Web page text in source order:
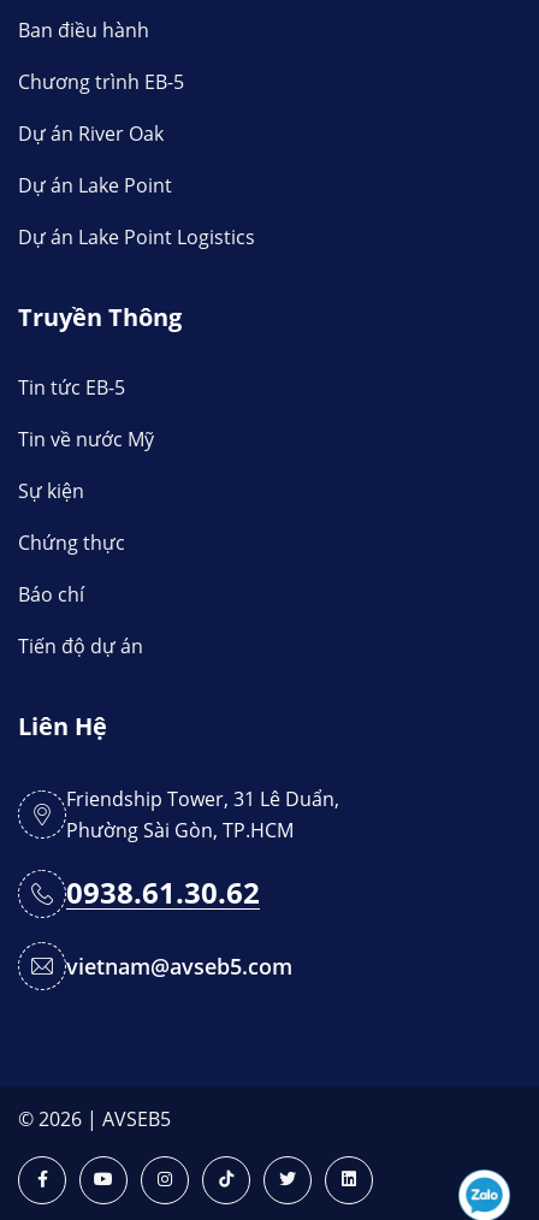
Ban điều hành
Chương trình EB-5
Dự án River Oak
Dự án Lake Point
Dự án Lake Point Logistics
Truyền Thông
Tin tức EB-5
Tin về nước Mỹ
Sự kiện
Chứng thực
Báo chí
Tiến độ dự án
Liên Hệ
Friendship Tower, 31 Lê Duẩn,
Phường Sài Gòn, TP.HCM
0938.61.30.62
vietnam@avseb5.com
© 2026 | AVSEB5